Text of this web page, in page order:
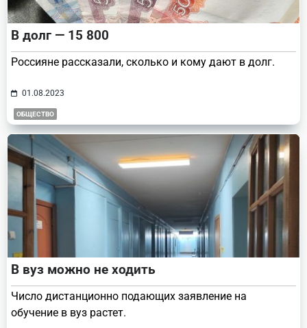
В долг — 15 800
Россияне рассказали, сколько и кому дают в долг.
01.08.2023
ОБЩЕСТВО
В вуз можно не ходить
Число дистанционно подающих заявление на
обучение в вуз растет.